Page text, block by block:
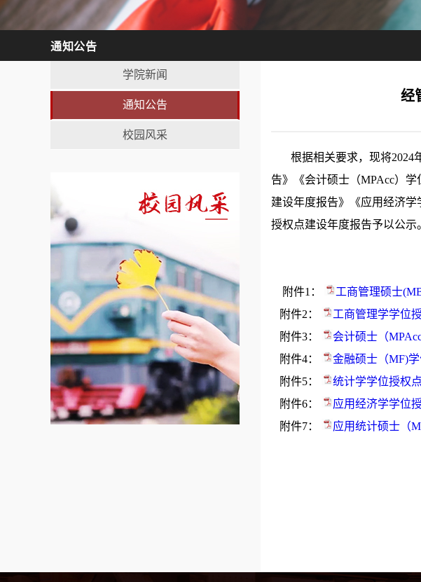
通知公告
学院新闻
通知公告
校园风采
经
根据相关要求，现将2024
告》《会计硕士 （MPAcc） 学
建设年度报告》《应用经济
授权点建设年度报告予以公示
附件1：
工商管理硕士
附件2：
工商管理学学位
附件3：
会计硕士（
附件4：
金融硕士（MF)
附件5：
统计学学位授权
附件6：
应用经济学学位
附件7：
应用统计硕士（